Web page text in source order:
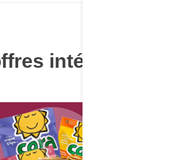
intéressantes